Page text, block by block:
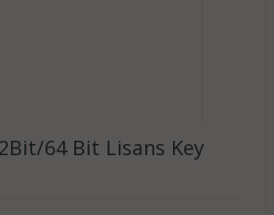
64 Bit Lisans Key